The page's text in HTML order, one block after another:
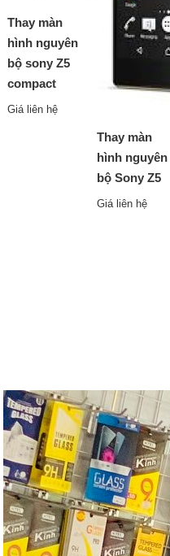
Thay màn
hình nguyên
bộ sony Z5
compact
Giá liên hệ
Thay màn
hình nguyên
bộ Sony Z5
Giá liên hệ